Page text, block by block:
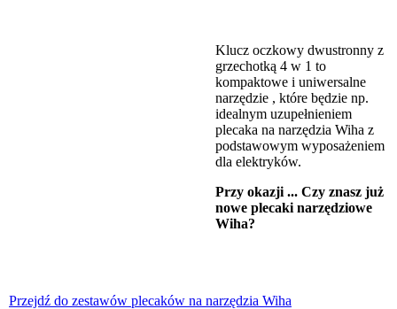
Klucz oczkowy dwustronny z
grzechotką 4 w 1 to
kompaktowe i uniwersalne
narzędzie , które będzie np.
idealnym uzupełnieniem
plecaka na narzędzia Wiha z
podstawowym wyposażeniem
dla elektryków.
Przy okazji ... Czy znasz już
nowe plecaki narzędziowe
Wiha?
Przejdź do zestawów plecaków na narzędzia Wiha